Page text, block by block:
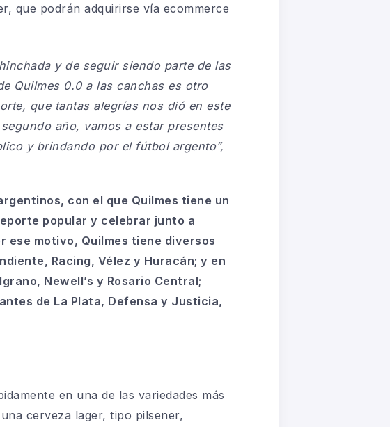
, que podrán adquirirse vía ecommerce
y de seguir siendo parte de las
Quilmes 0.0 a las canchas es otro
que tantas alegrías nos dióen este
segundo año, vamos a estar presentes
y brindando por el fútbol argento”,
con el que Quilmes tiene un
popular y celebrar junto a
ese motivo, Quilmes tiene diversos
Racing, Vélez y Huracán; y en
Newell’s y Rosario Central;
de La Plata, Defensa y Justicia,
en una de las variedades más
cerveza lager, tipo pilsener,